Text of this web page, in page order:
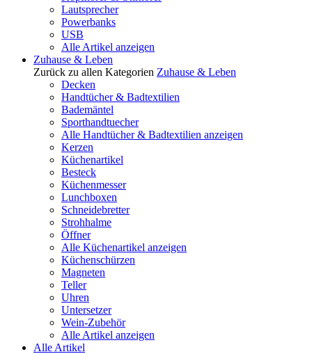
Lautsprecher
Powerbanks
USB
Alle Artikel anzeigen
Zuhause & Leben
Zurück zu allen Kategorien Zuhause & Leben
Decken
Handtücher & Badtextilien
Bademäntel
Sporthandtuecher
Alle Handtücher & Badtextilien anzeigen
Kerzen
Küchenartikel
Besteck
Küchenmesser
Lunchboxen
Schneidebretter
Strohhalme
Öffner
Alle Küchenartikel anzeigen
Küchenschürzen
Magneten
Teller
Uhren
Untersetzer
Wein-Zubehör
Alle Artikel anzeigen
Alle Artikel